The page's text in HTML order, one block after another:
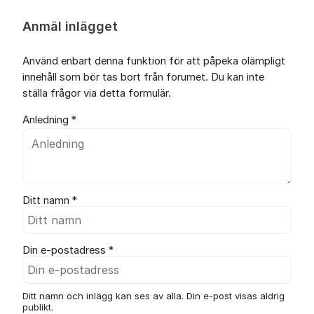
Anmäl inlägget
Använd enbart denna funktion för att påpeka olämpligt
innehåll som bör tas bort från forumet. Du kan inte
ställa frågor via detta formulär.
Anledning *
Ditt namn *
Din e-postadress *
Ditt namn och inlägg kan ses av alla. Din e-post visas aldrig
publikt.